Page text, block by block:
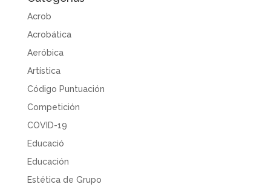
Acrob
Acrobática
Aeróbica
Artística
Código Puntuación
Competición
COVID-19
Educació
Educación
Estética de Grupo